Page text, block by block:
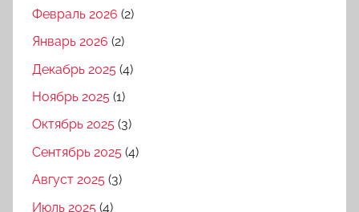
Февраль 2026 (2)
Январь 2026 (2)
Декабрь 2025 (4)
Ноябрь 2025 (1)
Октябрь 2025 (3)
Сентябрь 2025 (4)
Август 2025 (3)
Июль 2025 (4)